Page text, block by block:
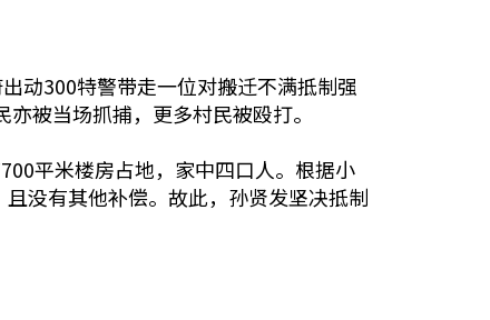
动300特警带走一位对搬迁不满抵制强
被当场抓捕，更多村民被殴打。
平米楼房占地，家中四口人。根据小
没有其他补偿。故此，孙贤发坚决抵制